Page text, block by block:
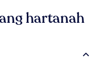
hartanah